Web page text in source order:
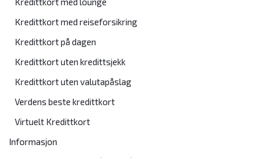
Kredittkort med reiseforsikring
Kredittkort på dagen
Kredittkort uten kredittsjekk
Kredittkort uten valutapåslag
Verdens beste kredittkort
Virtuelt Kredittkort
Informasjon